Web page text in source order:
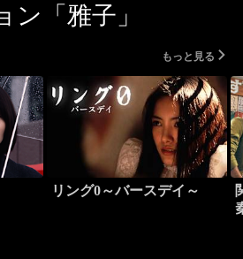
ン「雅子」
もっと見る
リング0～バースデイ～